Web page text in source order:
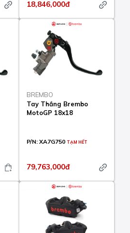
18,846,000đ
BREMBO
Tay Thắng Brembo
MotoGP 18x18
P/N: XA7G750 TẠM HẾT
79,763,000đ